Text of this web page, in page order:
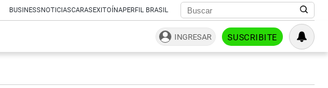
BUSINESSNOTICIASCARASEXITOÍNAPERFIL BRASIL
INGRESAR SUSCRIBITE